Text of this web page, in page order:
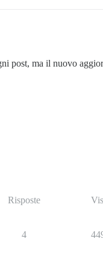
post, ma il nuovo
Risposte
4